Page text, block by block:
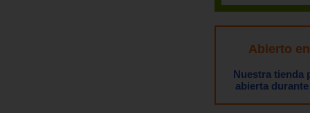
Abierto
Nuestra tienda
abierta